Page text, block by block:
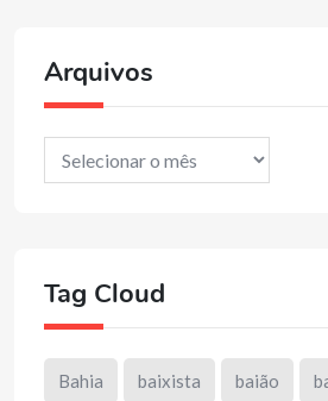
Arquivos
Arquivos
Tag Cloud
Bahia baixista baião